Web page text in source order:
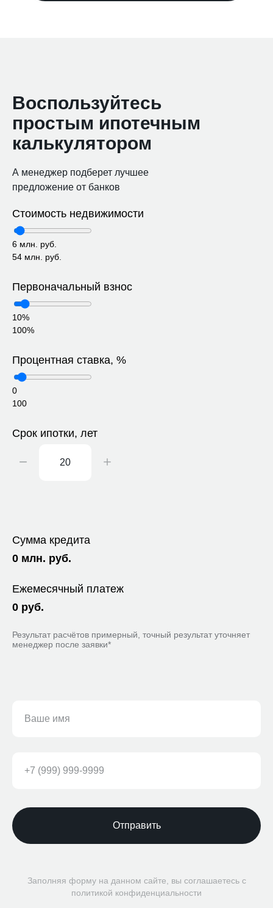
Воспользуйтесь
простым ипотечным
калькулятором
А менеджер подберет лучшее
предложение от банков
Стоимость недвижимости
6 млн. руб.
54 млн. руб.
Первоначальный взнос
10%
100%
Процентная ставка, %
0
100
Срок ипотки, лет
Сумма кредита
0 млн. руб.
Ежемесячный платеж
0 руб.
Результат расчётов примерный, точный результат уточняет
менеджер после заявки*
Отправить
Заполняя форму на данном сайте, вы соглашаетесь с
политикой конфиденциальности